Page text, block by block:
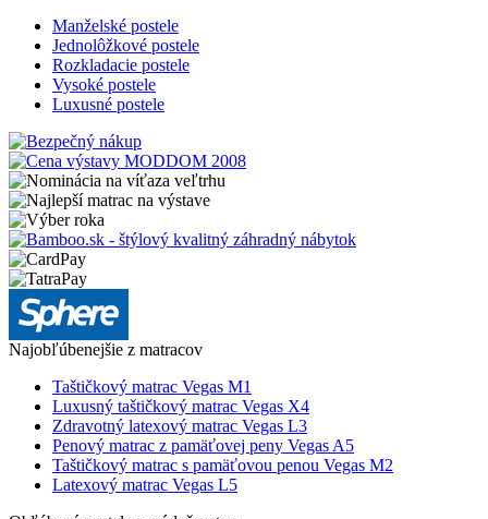
Manželské postele
Jednolôžkové postele
Rozkladacie postele
Vysoké postele
Luxusné postele
Najobľúbenejšie z matracov
Taštičkový matrac Vegas M1
Luxusný taštičkový matrac Vegas X4
Zdravotný latexový matrac Vegas L3
Penový matrac z pamäťovej peny Vegas A5
Taštičkový matrac s pamäťovou penou Vegas M2
Latexový matrac Vegas L5